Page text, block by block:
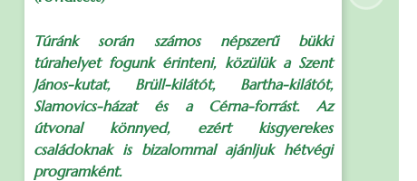
Túránk során számos népszerű bükki
túrahelyet fogunk érinteni, közülük a Szent
János-kutat, Brüll-kilátót, Bartha-kilátót,
Slamovics-házat és a Cérna-forrást. Az
útvonal könnyed, ezért kisgyerekes
családoknak is bizalommal ajánljuk hétvégi
programként.